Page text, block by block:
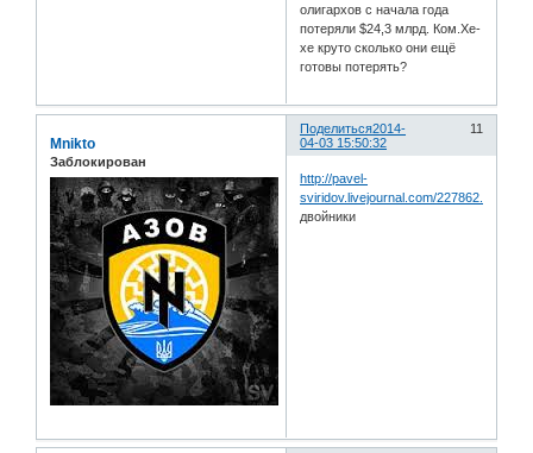
олигархов с начала года
потеряли $24,3 млрд. Ком.Хе-
хе круто сколько они ещё
готовы потерять?
Поделиться 11
2014-
04-03 15:50:32
Mnikto
Заблокирован
http://pavel-
sviridov.livejournal.com/227862.html
двойники